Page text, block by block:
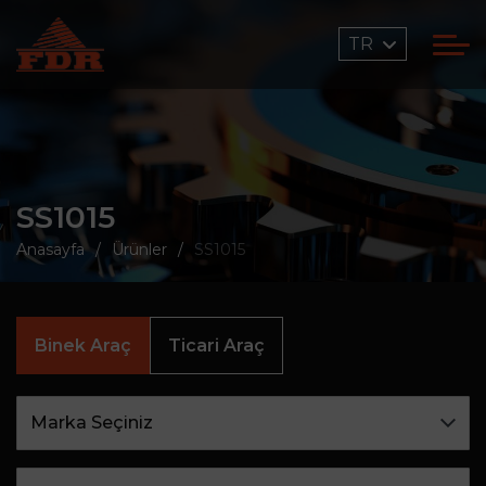
TR
SS1015
Anasayfa Ürünler SS1015
Binek Araç Ticari Araç